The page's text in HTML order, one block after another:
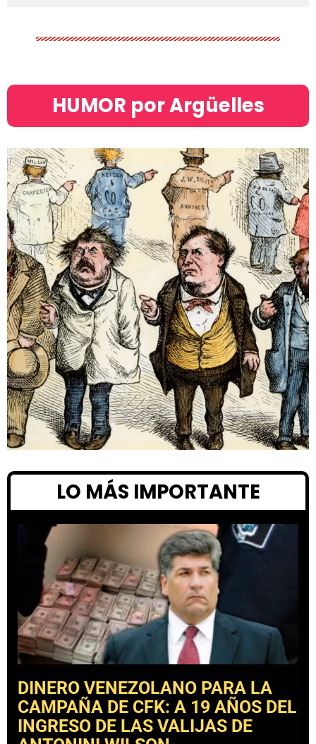
HUMOR por Argüelles​
LO MÁS IMPORTANTE
DINERO VENEZOLANO PARA LA
CAMPAÑA DE CFK: A 19 AÑOS DEL
INGRESO DE LAS VALIJAS DE